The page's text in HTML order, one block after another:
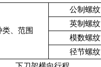
、范围
公制螺纹
英制螺纹
模数螺纹
径节螺纹